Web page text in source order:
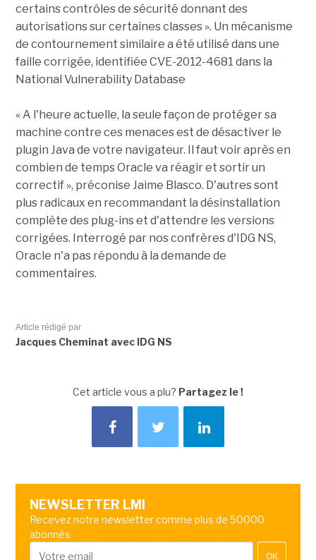
certains contrôles de sécurité donnant des
autorisations sur certaines classes ». Un mécanisme
de contournement similaire a été utilisé dans une
faille corrigée, identifiée CVE-2012-4681 dans la
National Vulnerability Database
« A l'heure actuelle, la seule façon de protéger sa
machine contre ces menaces est de désactiver le
plugin Java de votre navigateur. Il faut voir après en
combien de temps Oracle va réagir et sortir un
correctif », préconise Jaime Blasco. D'autres sont
plus radicaux en recommandant la désinstallation
complète des plug-ins et d'attendre les versions
corrigées. Interrogé par nos confrères d'IDG NS,
Oracle n'a pas répondu à la demande de
commentaires.
Article rédigé par
Jacques Cheminat avec IDG NS
Cet article vous a plu? Partagez le !
NEWSLETTER LMI
Recevez notre newsletter comme plus de 50000
abonnés
OK